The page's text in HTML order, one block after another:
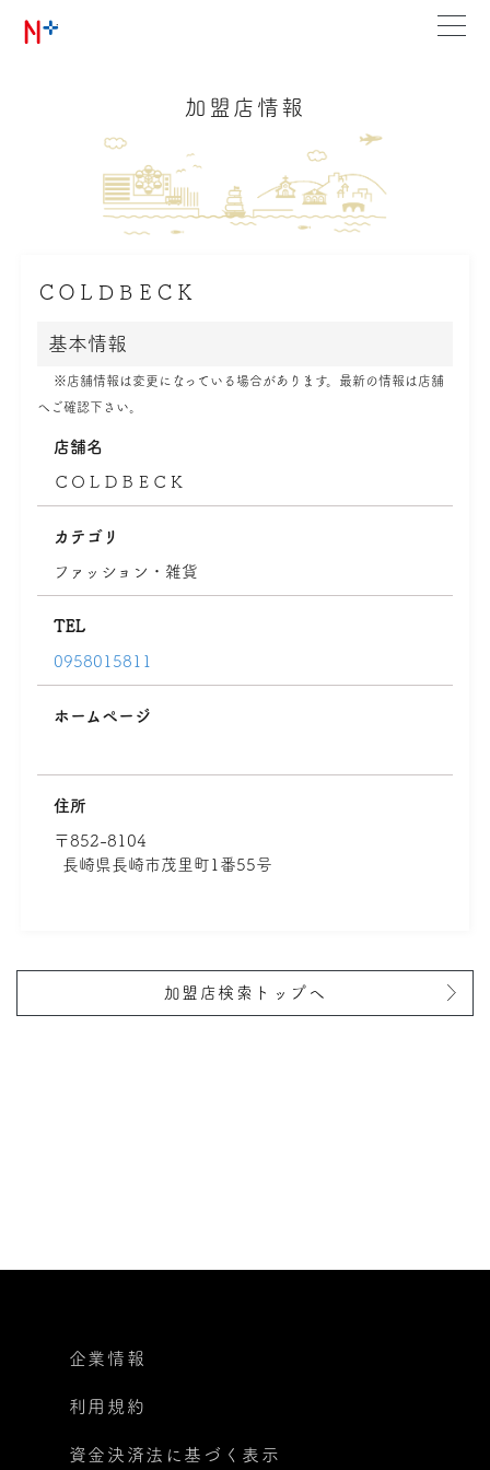
加盟店情報
ＣＯＬＤＢＥＣＫ
基本情報
※店舗情報は変更になっている場合があります。最新の情報は店舗
へご確認下さい。
店舗名
ＣＯＬＤＢＥＣＫ
カテゴリ
ファッション・雑貨
TEL
0958015811
ホームページ
住所
〒852-8104
長崎県長崎市茂里町1番55号
加盟店検索トップへ
企業情報
利用規約
資金決済法に基づく表示